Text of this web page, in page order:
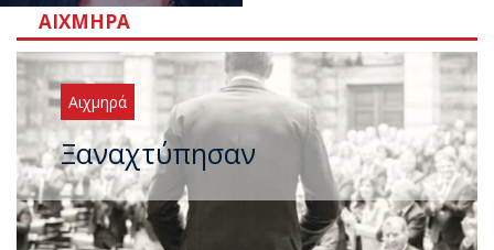
ΑΙΧΜΗΡΆ
Αιχμηρά
Μεταγραφικός «πυρετός» στο
ΠΑΣΟΚ μετά το καλοκαίρι